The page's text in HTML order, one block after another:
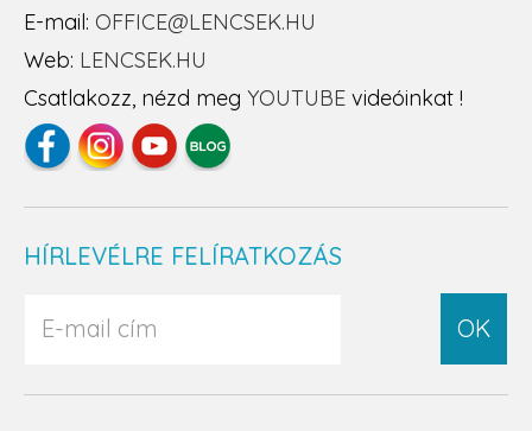
E-mail: OFFICE@LENCSEK.HU
Web: LENCSEK.HU
Csatlakozz, nézd meg YOUTUBE videóinkat !
HÍRLEVÉLRE FELÍRATKOZÁS
OK